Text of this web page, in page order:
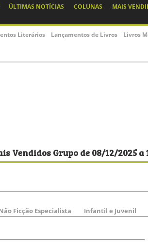
ÚLTIMAS NOTÍCIAS COLUNAS MAIS
Literários Lançamentos de Livros Livros
Vendidos Grupo de 08/12/2025
Ficção Especialista Infantil e Juvenil